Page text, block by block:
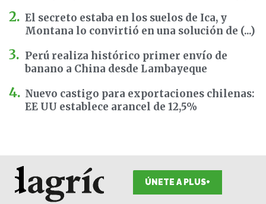
El secreto estaba en los suelos de Ica, y
Montana lo convirtió en una solución de (...)
Perú realiza histórico primer envío de
banano a China desde Lambayeque
Nuevo castigo para exportaciones chilenas:
EE UU establece arancel de 12,5%
ÚNETE A PLUS+